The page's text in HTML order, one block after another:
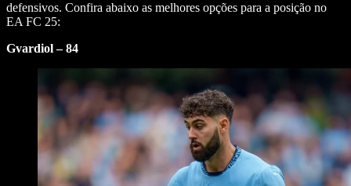
defensivos. Confira abaixo as melhores opções para a posição no
EA FC 25:
Gvardiol – 84